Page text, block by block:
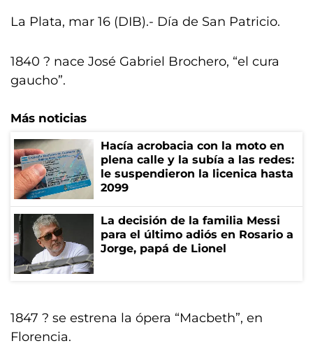
La Plata, mar 16 (DIB).- Día de San Patricio.
1840 ? nace José Gabriel Brochero, “el cura
gaucho”.
Más noticias
Hacía acrobacia con la moto en
plena calle y la subía a las redes:
le suspendieron la licenica hasta
2099
La decisión de la familia Messi
para el último adiós en Rosario a
Jorge, papá de Lionel
1847 ? se estrena la ópera “Macbeth”, en
Florencia.